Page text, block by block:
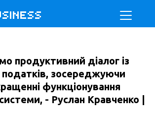
продуктивний діалог із
зосереджуючи
функціонування
- Руслан Кравченко |